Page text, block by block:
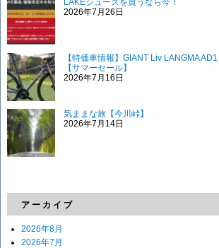
2026年7月26日
【特価車情報】GIANT Liv LANGMA
【サマーセール】
2026年7月16日
気ままな旅【今川峠】
2026年7月14日
アーカイブ
2026年8月
2026年7月